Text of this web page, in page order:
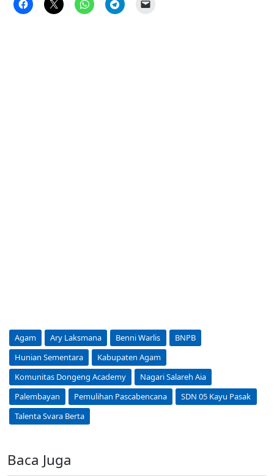
Agam Ary Laksmana Benni Warlis
BNPB
Hunian Sementara
Kabupaten Agam
Komunitas Dongeng Academy
Nagari Salareh Aia
Palembayan
Pemulihan Pascabencana
SDN 05 Kayu Pasak
Talenta Svara Berta
Baca Juga